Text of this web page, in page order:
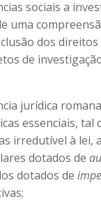
sociais a
uma
dos
de
jurídica
essenciais,
irredutível à lei,
dotados de
dotados de